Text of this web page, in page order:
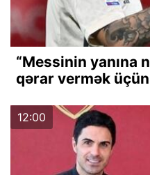
“Messinin yanına
qərar vermək üçün
12:00